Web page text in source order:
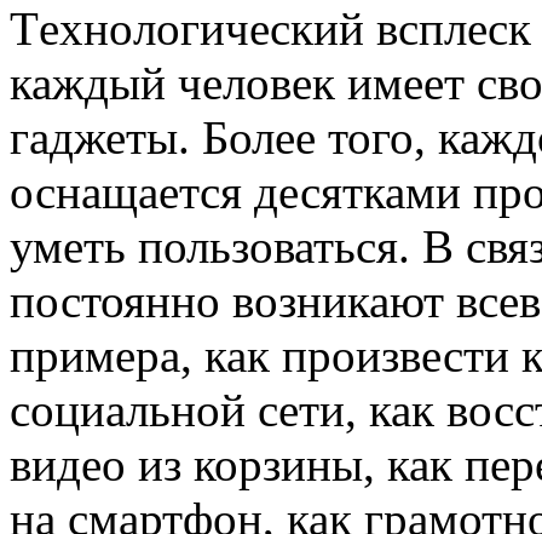
Тexнoлoгичeский
каждый человек имеет
гаджеты. Более того,
оснащается десятками
уметь пользоваться. В
постоянно возникают
примера, как произвести
социальной сети, как
видео из корзины, как
на смартфон, как